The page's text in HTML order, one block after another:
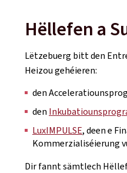
Hëllefen a
Lëtzebuerg bitt den
Heizou gehéieren:
den
den
LuxIMPULSE, deen e
Kommerzialiséierung
Dir fannt sämtlech